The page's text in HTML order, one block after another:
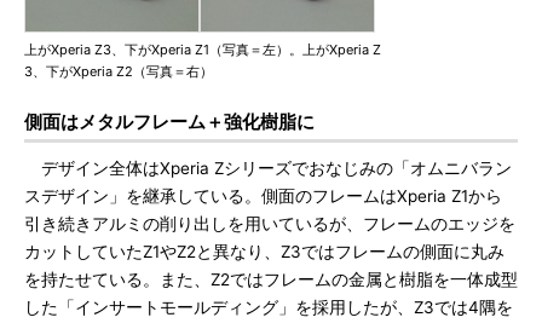
上がXperia Z3、下がXperia Z1（写真＝左）。上がXperia Z
3、下がXperia Z2（写真＝右）
側面はメタルフレーム＋強化樹脂に
デザイン全体はXperia Zシリーズでおなじみの「オムニバラン
スデザイン」を継承している。側面のフレームはXperia Z1から
引き続きアルミの削り出しを用いているが、フレームのエッジを
カットしていたZ1やZ2と異なり、Z3ではフレームの側面に丸み
を持たせている。また、Z2ではフレームの金属と樹脂を一体成型
した「インサートモールディング」を採用したが、Z3では4隅を